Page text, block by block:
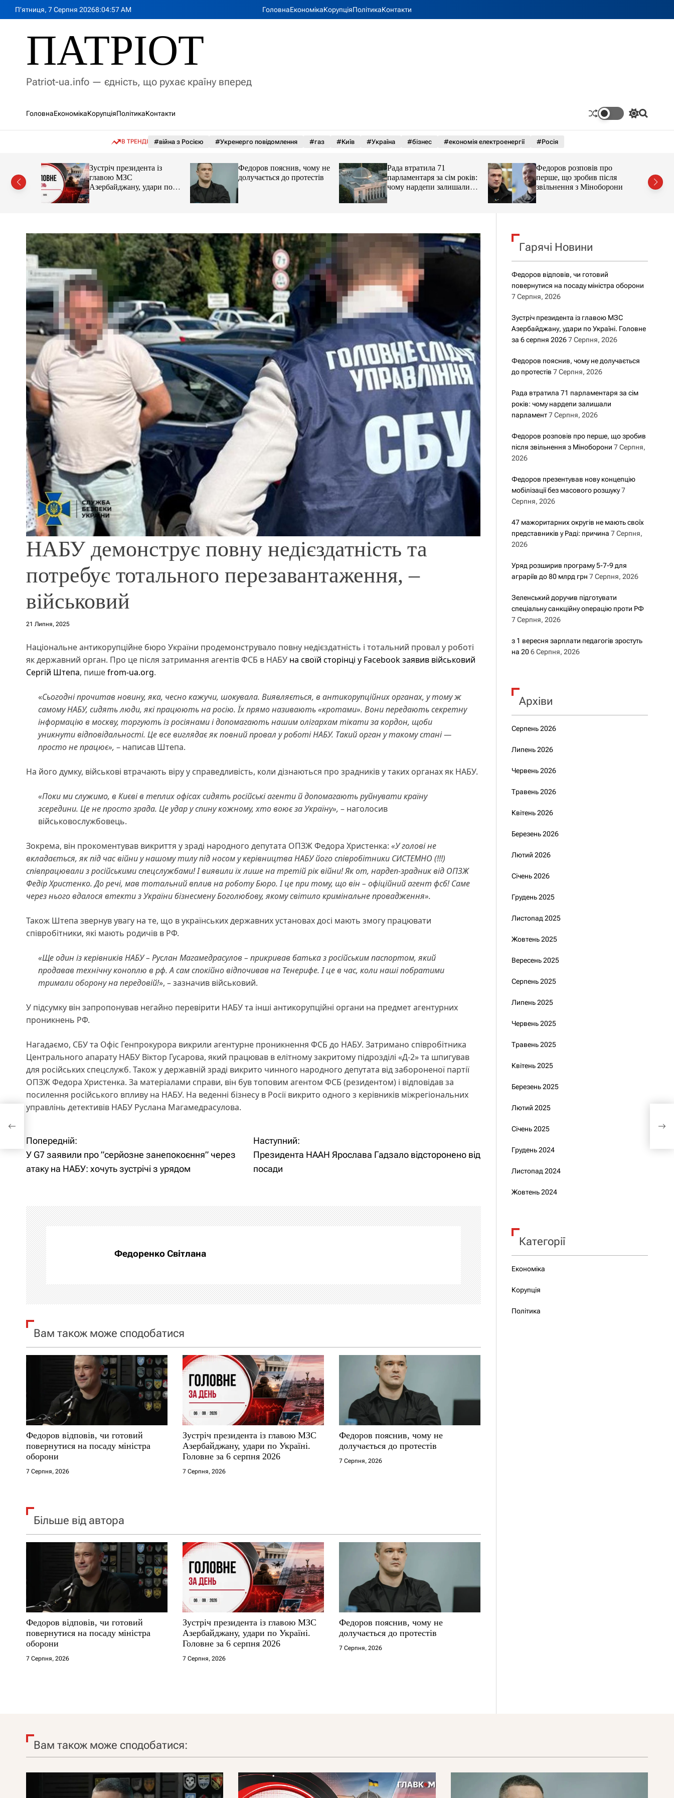
П’ятниця, 7 Серпня 20268:04:59AM ГоловнаЕкономікаКорупціяПолітикаКонтакти
ПАТРІОТ
Patriot-ua.info — єдність, що рухає країну вперед
ГоловнаЕкономікаКорупціяПолітикаКонтакти
П
ч
о
р
и
м
у
П
В ТРЕНДІ #війна з Росією #Укренерго повідомлення #газ #Київ #Україна #бізнес #економія електроенергії #Росія
на
Зустріч президента із
главою МЗС
Азербайджану, удари по
Україні. Головне за 6
серпня 2026
Федоров пояснив, чому не
долучається до протестів
Рада втратила 71
парламентаря за сім років:
чому нардепи залишали
парламент
Федоров розповів про
перше, що зробив після
звільнення з Міноборони
НАБУ демонструє повну недієздатність та
потребує тотального перезавантаження, –
військовий
21 Липня, 2025
Національне антикорупційне бюро України продемонструвало повну недієздатність і тотальний провал у роботі
як державний орган. Про це після затримання агентів ФСБ в НАБУ на своїй сторінці у Facebook заявив військовий
Сергій Штепа, пишеfrom-ua.org.
«Сьогодні прочитав новину, яка, чесно кажучи, шокувала. Виявляється, в антикорупційних органах, у тому ж
самому НАБУ, сидять люди, які працюють на росію. Їх прямо називають «кротами». Вони передають секретну
інформацію в москву, торгують із росіянами і допомагають нашим олігархам тікати за кордон, щоби
уникнути відповідальності. Це все виглядає як повний провал у роботі НАБУ. Такий орган у такому стані —
просто не працює», – написав Штепа.
На його думку, військові втрачають віру у справедливість, коли дізнаються про зрадників у таких органах як НАБУ.
«Поки ми служимо, в Києві в теплих офісах сидять російські агенти й допомагають руйнувати країну
зсередини. Це не просто зрада. Це удар у спину кожному, хто воює за Україну», – наголосив
військовослужбовець.
Зокрема, він прокоментував викриття у зраді народного депутата ОПЗЖ Федора Христенка: «У голові не
вкладається, як під час війни у нашому тилу під носом у керівництва НАБУ його співробітники СИСТЕМНО (!!!)
співпрацювали з російськими спецслужбами! І виявили їх лише на третій рік війни! Як от, нардеп-зрадник від ОПЗЖ
Федір Христенко. До речі, мав тотальний вплив на роботу Бюро. І це при тому, що він – офіційний агент фсб! Саме
через нього вдалося втекти з України бізнесмену Боголюбову, якому світило кримінальне провадження».
Також Штепа звернув увагу на те, що в українських державних установах досі мають змогу працювати
співробітники, які мають родичів в РФ.
«Ще один із керівників НАБУ – Руслан Магамедрасулов – прикривав батька з російським паспортом, який
продавав технічну коноплю в рф. А сам спокійно відпочивав на Тенерифе. І це в час, коли наші побратими
тримали оборону на передовій!», – зазначив військовий.
У підсумку він запропонував негайно перевірити НАБУ та інші антикорупційні органи на предмет агентурних
проникнень РФ.
Нагадаємо, СБУ та Офіс Генпрокурора викрили агентурне проникнення ФСБ до НАБУ. Затримано співробітника
Центрального апарату НАБУ Віктор Гусарова, який працював в елітному закритому підрозділі «Д-2» та шпигував
для російських спецслужб. Також у державній зраді викрито чинного народного депутата від забороненої партії
ОПЗЖ Федора Христенка. За матеріалами справи, він був топовим агентом ФСБ (резидентом) і відповідав за
посилення російського впливу на НАБУ. На веденні бізнесу в Росії викрито одного з керівників міжрегіональних
управлінь детективів НАБУ Руслана Магамедрасулова.
Н
а
і
г
а
ц
і
я
а
и
с
і
в
Попередній:
У G7 заявили про ”серйозне занепокоєння” через
атаку на НАБУ: хочуть зустрічі з урядом
Наступний:
Президента НААН Ярослава Гадзало відсторонено від
посади
Федоренко Світлана
Вам також може сподобатися
Федоров відповів, чи готовий
повернутися на посаду міністра
оборони
7 Серпня, 2026
Зустріч президента із главою МЗС
Азербайджану, удари по Україні.
Головне за 6 серпня 2026
7 Серпня, 2026
Федоров пояснив, чому не
долучається до протестів
7 Серпня, 2026
Більше від автора
Федоров відповів, чи готовий
повернутися на посаду міністра
оборони
7 Серпня, 2026
Зустріч президента із главою МЗС
Азербайджану, удари по Україні.
Головне за 6 серпня 2026
7 Серпня, 2026
Федоров пояснив, чому не
долучається до протестів
7 Серпня, 2026
Гарячі Новини
Федоров відповів, чи готовий
повернутися на посаду міністра оборони
7 Серпня, 2026
Зустріч президента із главою МЗС
Азербайджану, удари по Україні. Головне
за 6 серпня 2026 7 Серпня, 2026
Федоров пояснив, чому не долучається
до протестів 7 Серпня, 2026
Рада втратила 71 парламентаря за сім
років: чому нардепи залишали
парламент 7 Серпня, 2026
Федоров розповів про перше, що зробив
після звільнення з Міноборони 7 Серпня,
2026
Федоров презентував нову концепцію
мобілізації без масового розшуку 7
Серпня, 2026
47 мажоритарних округів не мають своїх
представників у Раді: причина 7 Серпня,
2026
Уряд розширив програму 5-7-9 для
аграріїв до 80 млрд грн 7 Серпня, 2026
Зеленський доручив підготувати
спеціальну санкційну операцію проти РФ
7 Серпня, 2026
з 1 вересня зарплати педагогів зростуть
на 20 6 Серпня, 2026
Архіви
Серпень 2026
Липень 2026
Червень 2026
Травень 2026
Квітень 2026
Березень 2026
Лютий 2026
Січень 2026
Грудень 2025
Листопад 2025
Жовтень 2025
Вересень 2025
Серпень 2025
Липень 2025
Червень 2025
Травень 2025
Квітень 2025
Березень 2025
Лютий 2025
Січень 2025
Грудень 2024
Листопад 2024
Жовтень 2024
Категорії
Економіка
Корупція
Політика
Вам також може сподобатися: